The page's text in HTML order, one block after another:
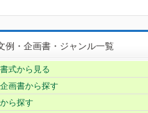
例・企画書・ジャンル一覧
式から見る
画書から探す
ら探す